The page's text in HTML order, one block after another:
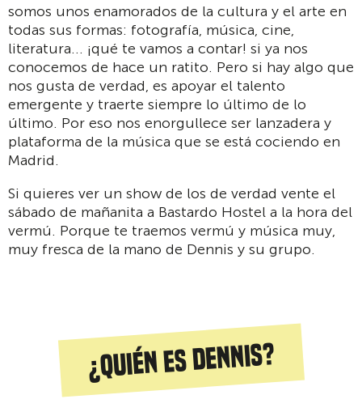
somos unos enamorados de la cultura y el arte en
todas sus formas: fotografía, música, cine,
literatura... ¡qué te vamos a contar! si ya nos
conocemos de hace un ratito. Pero si hay algo que
nos gusta de verdad, es apoyar el talento
emergente y traerte siempre lo último de lo
último. Por eso nos enorgullece ser lanzadera y
plataforma de la música que se está cociendo en
Madrid.
Si quieres ver un show de los de verdad vente el
sábado de mañanita a Bastardo Hostel a la hora del
vermú. Porque te traemos vermú y música muy,
muy fresca de la mano de Dennis y su grupo.
¿Quién es Dennis?